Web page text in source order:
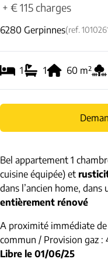
+ € 115 charges
6280 Gerpinnes(ref.
1 1 60 m²
Bel appartement 1
cuisine équipée) et
dans l’ancien home,
entièrement rénové
A proximité immédiate
commun / Provision gaz :
Libre le 01/06/25